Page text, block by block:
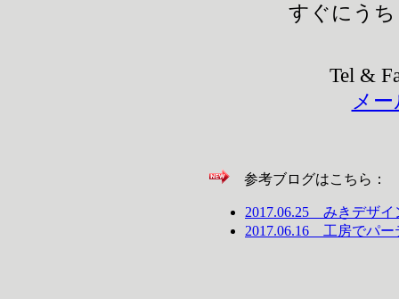
すぐにう
Tel &
メ
参考ブログはこちら：
2017.06.25 みきデザイ
2017.06.16 工房でパー